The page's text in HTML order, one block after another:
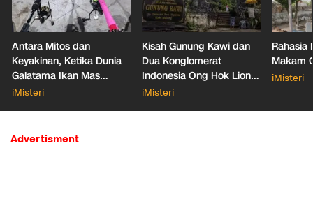
Antara Mitos dan
Keyakinan, Ketika Dunia
Galatama Ikan Mas
Bersentuhan dengan Hal
iMisteri
Kisah Gunung Kawi dan
Dua Konglomerat
Indonesia Ong Hok Liong
hingga Liem Sioe Liong
iMisteri
Rahasia
Makam
iMisteri
Advertisment